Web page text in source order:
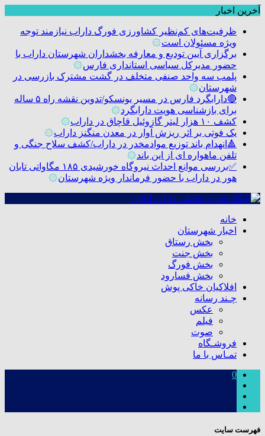
آخرین اخبار
ظرفیت‌های کم‌نظیر کشاورزی فورگ داراب نیازمند توجه
ویژه مسئولان است۞
برگزاری آیین تودیع و معارفه بخشداران شهرستان داراب با
حضور مدیرکل سیاسی استانداری فارس۞
پلمب سه واحد صنفی متخلف در گشت مشترک بازرسی در
شهرستان۞
🔴دارابگرد فارس در مسیر یونسکو/تدوین نقشه راه ۵ ساله
برای بازشناسی هویت دارابگرد۞
کشف ۱۰ هزار لیتر گازوئیل قاچاق در داراب
۞
یک فوتی بر اثر ریزش آوار در معدن منگنز داراب۞
🔺انهدام باند توزیع موادمخدر در داراب/کشف سلاح جنگی و
تلفن ماهواره ای از این باند۞
✅بررسی موانع احداث نیروگاه خورشیدی ۱۸۵ مگاواتی تابان
هور در داراب با حضور فرماندار ویژه شهرستان۞
خانه
اخبار شهرستان
بخش رستاق
بخش جنت
بخش فورگ
بخش فسارود
افلاکیان خاکی پوش
چـند رسانه
عکس
فیلم
صوت
فروشـگاه
تمـاس با ما
0
فهرست سایت